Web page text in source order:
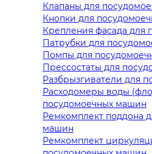
Клапаны для
Кнопки для
Крепления фасада для
Патрубки для
Помпы для
Прессостаты для
Разбрызгиватели для
Расходомеры воды
посудомоечных машин
Ремкомплект поддона
машин
Ремкомплект